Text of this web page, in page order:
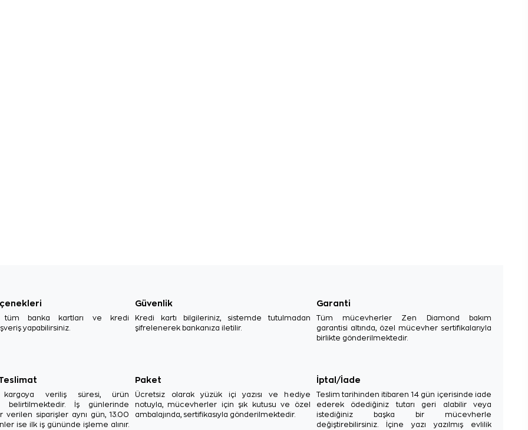
tüm banka kartları ve kredi
yapabilirsiniz.
Güvenlik
Kredi kartı bilgileriniz, sistemde tutulmadan
şifrelenerek bankanıza iletilir.
Garanti
Tüm mücevherler Zen Diamond bakım
garantisi altında, özel mücevher sertifikalarıyla
birlikte gönderilmektedir.
kargoya veriliş süresi, ürün
belirtilmektedir. İş günlerinde
verilen siparişler aynı gün, 13.00
ise ilk iş gününde işleme alınır.
Paket
Ücretsiz olarak yüzük içi yazısı ve hediye
notuyla, mücevherler için şık kutusu ve özel
ambalajında, sertifikasıyla gönderilmektedir.
İptal/İade
Teslim tarihinden itibaren 14 gün içerisinde iade
ederek ödediğiniz tutarı geri alabilir veya
istediğiniz başka bir mücevherle
değiştirebilirsiniz. İçine yazı yazılmış evlilik